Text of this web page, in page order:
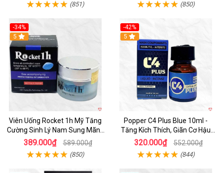
(851) (850)
-34%
5
Viên Uống Rocket 1h Mỹ Tăng
Cường Sinh Lý Nam Sung Mãnh
Cương Dương
389.000₫ 589.000₫
(850)
-42%
5
Popper C4 Plus Blue 10ml -
Tăng Kích Thích, Giãn Cơ Hậu
Môn
320.000₫ 552.000₫
(844)